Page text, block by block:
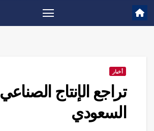
أخبار
تراجع الإنتاج الصناعي
السعودي